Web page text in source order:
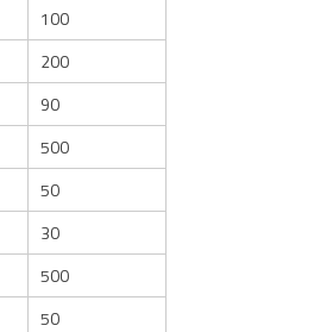
100
200
90
500
50
30
500
50